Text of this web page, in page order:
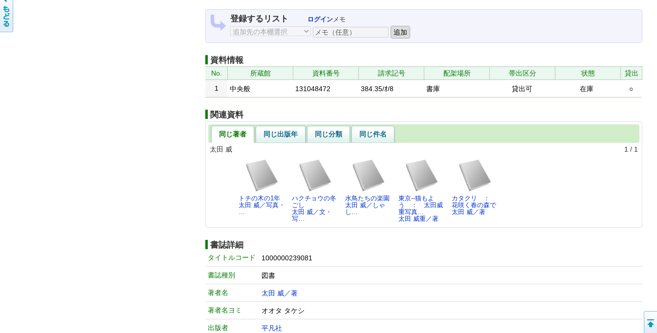
登録するリスト ログインメモ
資料情報
No. 所蔵館 資料番号 請求記号 配架場所 帯出区分 状態
貸出
1
中央般 131048472 384.35/ｵ/8 書庫 貸出可 在庫 ○
関連資料
同じ著者 同じ出版年 同じ分類
同じ件名
太田 威
1 / 1
トチの木の1年
太田 威／写真・
…
ハクチョウの冬
ごし
太田 威／文・
写…
水鳥たちの楽園
太田 威／しゃ
し…
東京--猫もよ
う ： 太田威
重写真…
太田 威重／著
カタクリ ：
花咲く春の森で
太田 威／著
書誌詳細
タイトルコード 1000000239081
書誌種別 図書
著者名 太田 威／著
著者名ヨミ オオタ タケシ
出版者 平凡社